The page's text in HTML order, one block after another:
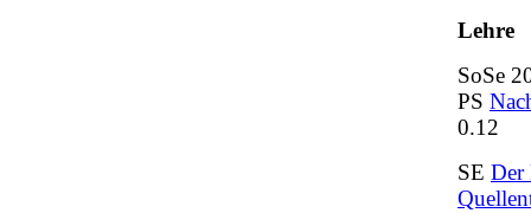
Lehre
SoSe
PS
0.12
SE Der